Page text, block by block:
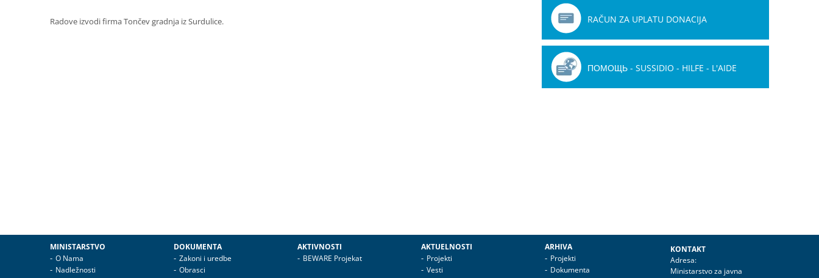
Radove izvodi firma Tončev gradnja iz Surdulice. RAČUN ZA UPLATU DONACIJA
ПОМОЩЬ - SUSSIDIO - HILFE - L'AIDE
MINISTARSTVO
O Nama
Nadležnosti
DOKUMENTA
Zakoni i uredbe
Obrasci
AKTIVNOSTI
BEWARE Projekat
AKTUELNOSTI
Projekti
Vesti
ARHIVA
Projekti
Dokumenta
KONTAKT
Adresa:
Ministarstvo za javna